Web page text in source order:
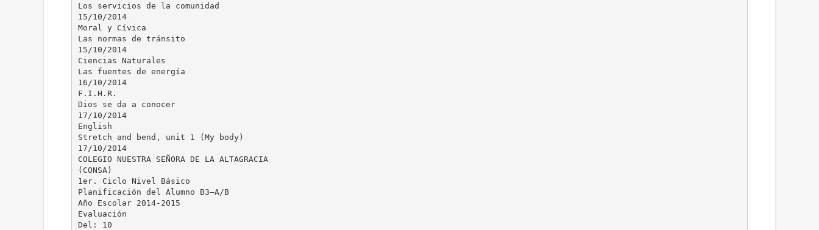
Los servicios de la comunidad
15/10/2014
Moral y Cívica
Las normas de tránsito
15/10/2014
Ciencias Naturales
Las fuentes de energía
16/10/2014
F.I.H.R.
Dios se da a conocer
17/10/2014
English
Stretch and bend, unit 1 (My body)
17/10/2014
COLEGIO NUESTRA SEÑORA DE LA ALTAGRACIA
(CONSA)
1er. Ciclo Nivel Básico
Planificación del Alumno B3–A/B
Año Escolar 2014-2015
Evaluación
Del: 10